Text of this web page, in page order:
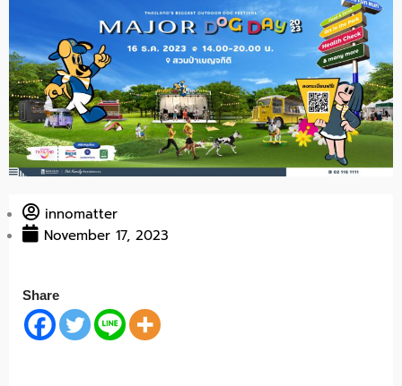
innomatter
November 17, 2023
Share